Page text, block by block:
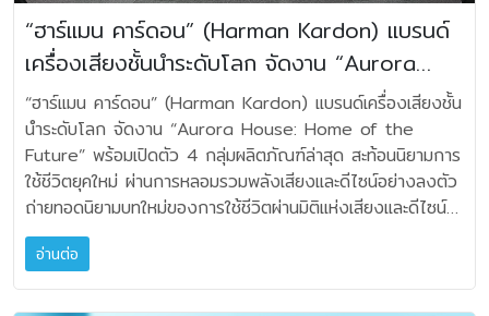
(ประกอบด้วย Denon PMA 900 จำนวน 1 เครื่อง และ JBL
L82 Classic จำนวน 1 คู่) *แถมฟรี ขาตั้งลำโพง JBL JS80
มูลค่า 15,900 บาท • JBL Classic 100 (สีส้ม/สีดำ/
สีน้ำเงิน) ราคา 239,000 บาท (ประกอบด้วย JBL
SA750 จำนวน 1 เครื่อง และ JBL L100 Classic จำนวน 1
คู่) *แถมฟรี ขาตั้งลำโพง JBL JS120 มูลค่า 17,900 บาท
และแผ่นเสียง JBL 75th Jazz Vocal Collection JBL
Studio Monitor • JBL 4312 MKII (สีขาว/สีดำ)
ราคาพิเศษ 91,105 บาท • JBL 4309
ราคาพิเศษ 91,105 บาท • JBL 4329P
ราคาพิเศษ 151,050 บาท • JBL 4349
Denon AVC-X6800H ราคาพิเศษ
84,065 บาท Denon Home • Denon Home 150 NV (สี
ขาว/สีดำ) ราคาพิเศษ 8,161 บาท • Denon
Home 150 (สีขาว/สีดำ) ราคาพิเศษ 9,405
บาท • Denon Home 250 (สีขาว/สีดำ)
ราคาพิเศษ 14,310 บาท • Denon Home 350 (สีขาว/
สีดำ) ราคาพิเศษ 17,910 บาท • Denon
Home Sound Bar 550 ราคาพิเศษ 26,010
บาท • Denon Home Amp ราคาพิเศษ
17,910 บาท • Denon Home Subwoofer
ราคาพิเศษ 20,610 บาท Player • Denon DNP800NE
ราคาพิเศษ 17,910 บาท • Denon
“ฮาร์แมน คาร์ดอน” (Harman Kardon) แบรนด์
เครื่องเสียงชั้นนำระดับโลก จัดงาน “Aurora
House: Home of the Future” พร้อมเปิดตัว 4
กลุ่มผลิตภัณฑ์ล่าสุด
“ฮาร์แมน คาร์ดอน” (Harman Kardon) แบรนด์เครื่องเสียงชั้น
นำระดับโลก จัดงาน “Aurora House: Home of the
Future” พร้อมเปิดตัว 4 กลุ่มผลิตภัณฑ์ล่าสุด สะท้อนนิยามการ
ใช้ชีวิตยุคใหม่ ผ่านการหลอมรวมพลังเสียงและดีไซน์อย่างลงตัว
ถ่ายทอดนิยามบทใหม่ของการใช้ชีวิตผ่านมิติแห่งเสียงและดีไซน์
อันเหนือระดับไปกับ “ฮาร์แมน คาร์ดอน” (Harman Kardon)
สุดยอดแบรนด์เครื่องเสียงระดับโลกสัญชาติอเมริกา ที่ล่าสุด คุณ
เกษมสิน กาญจนชัยภูมิ ประธานเจ้าหน้าที่บริหารบริษัท มหาจักรดี
อ่านต่อ